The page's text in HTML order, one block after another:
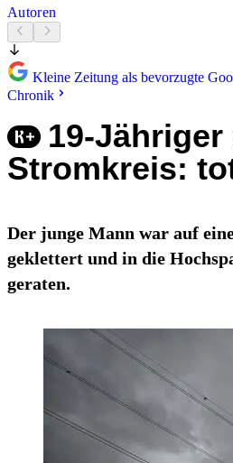
Autoren
Kleine Zeitung als bevorzugte
Chronik
19-
Stromkreis:
Der junge Mann war auf
geklettert und in die
geraten.